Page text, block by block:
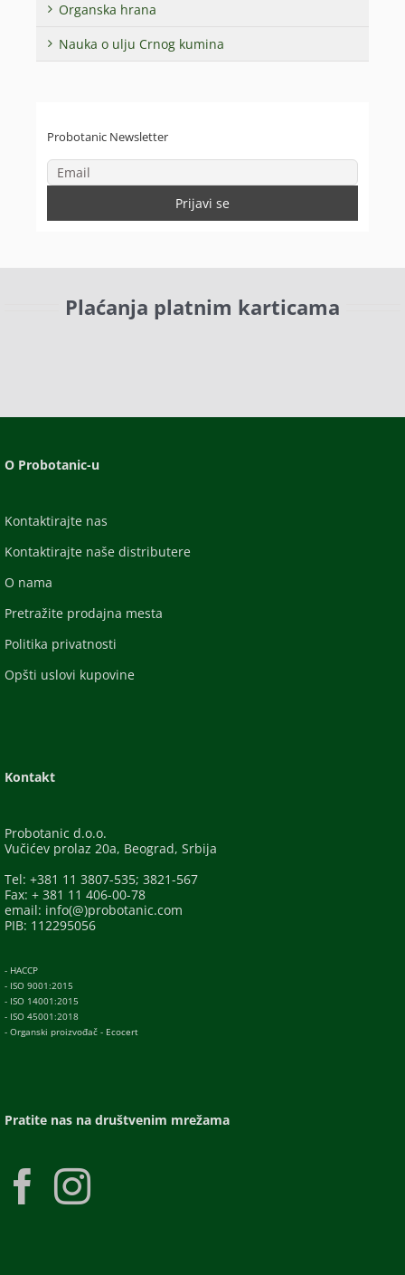
Organska hrana
Nauka o ulju Crnog kumina
Probotanic Newsletter
Plaćanja platnim karticama
O Probotanic-u
Kontaktirajte nas
Kontaktirajte naše distributere
O nama
Pretražite prodajna mesta
Politika privatnosti
Opšti uslovi kupovine
Kontakt
Probotanic d.o.o.
Vučićev prolaz 20a, Beograd, Srbija
Tel: +381 11 3807-535; 3821-567
Fax: + 381 11 406-00-78
email: info(@)probotanic.com
PIB: 112295056
- HACCP
- ISO 9001:2015
- ISO 14001:2015
- ISO 45001:2018
- Organski proizvođač - Ecocert
Pratite nas na društvenim mrežama